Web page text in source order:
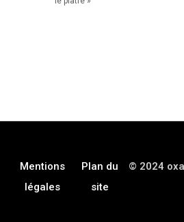
Mentions
légales
Plan du
site
© 2024